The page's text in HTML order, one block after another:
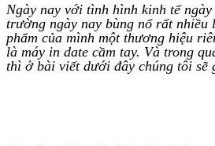
Ngày nay với tình hình kinh tế
trường ngày nay bùng nổ rất nhiều
phẩm của mình một thương hiệu
là máy in date cầm tay. Và trong
thì ở bài viết dưới đây chúng tôi sẽ